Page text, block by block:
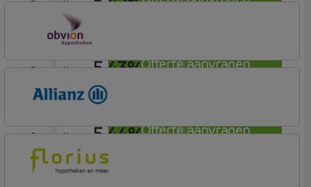
Offerte aanvragen
aflosvrij
5,43%
Offerte aanvragen
OBVION Hypotheken
Woon Hypotheek
aflosvrij
5,44%
Woon Hypotheek
aflosvrij
Allianz Bank
Allianz